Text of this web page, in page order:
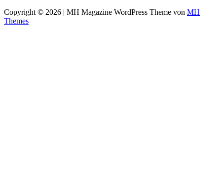
Copyright © 2026 | MH Magazine WordPress Theme von MH
Themes